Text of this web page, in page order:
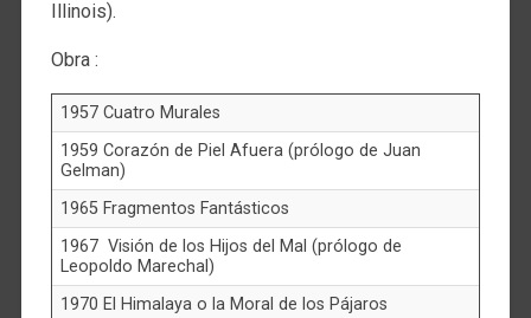
Illinois).
Obra :
1957 Cuatro Murales
1959 Corazón de Piel Afuera (prólogo de Juan
Gelman)
1965 Fragmentos Fantásticos
1967 Visión de los Hijos del Mal (prólogo de
Leopoldo Marechal)
1970 El Himalaya o la Moral de los Pájaros